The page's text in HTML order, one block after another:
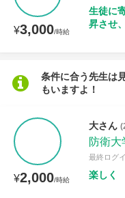
¥3,000/時給
生徒に
昇させ
条件に合う先生は
もいますよ！
¥2,000/時給
大さん
防衛大
最終ログ
楽しく
授業可能日
土曜日 日曜日
年齢：18-101歳